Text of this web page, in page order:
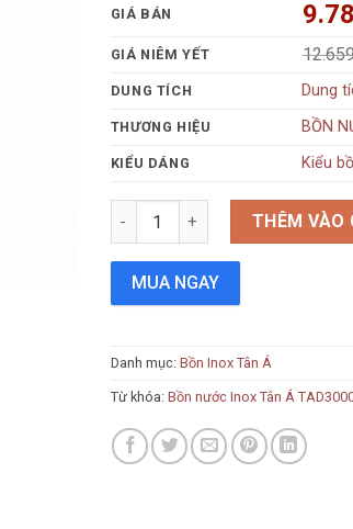
GIÁ BÁN
GIÁ NIÊM YẾT
DUNG TÍCH Dung
THƯƠNG HIỆU BỒN
KIỂU DÁNG Kiểu
Bồn nước Inox Tân Á TAD3000
THÊM VÀO
MUA NGAY
Danh mục: Bồn Inox Tân Á
Từ khóa: Bồn nước Inox Tân Á